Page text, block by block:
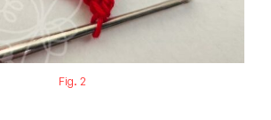
Fig. 2